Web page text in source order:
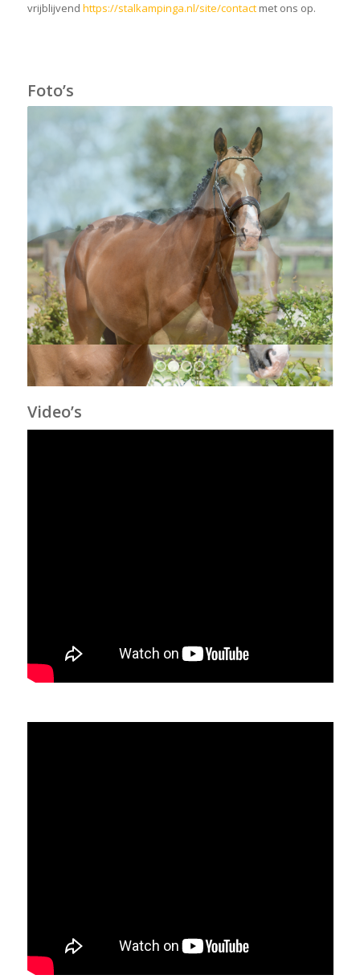
vrijblijvend https://stalkampinga.nl/site/contactmet ons op.
Foto’s
1 2 3 4
Video’s